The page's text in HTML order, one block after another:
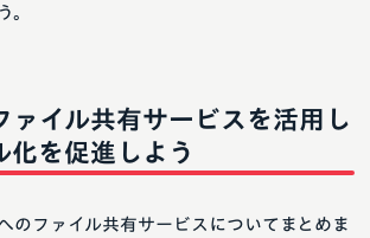
。
ァイル共有サービスを活用し
化を促進しよう
のファイル共有サービスについてまとめま